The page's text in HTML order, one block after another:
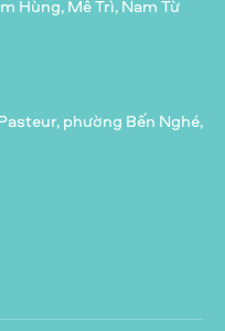
Hùng, Mễ Trì, Nam Từ
phường Bến Nghé,